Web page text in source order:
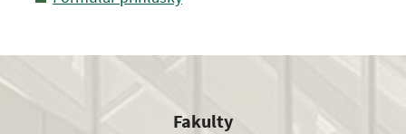
Fakulty